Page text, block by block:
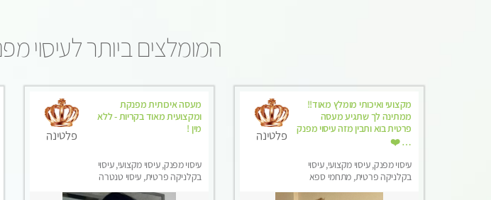
המומלצים ביותר לעיסוי
מקצועי ואיכותי מומלץ מאוד!!
ממתינה לך שתגיע מעסה
פרטית בוא ותבין מזה עיסוי מפנק
… ❤️
עיסוי מפנק, עיסוי מקצועי, עיסוי
בקלניקה פרטית, מתחמי ספא
פלטינה
מעסה איכותית מפנקת
ומקצועית מאוד בקריות - ללא
מין !
עיסוי מפנק, עיסוי מקצועי, עיסוי
בקלניקה פרטית, עיסוי טנטרה
פלטינה